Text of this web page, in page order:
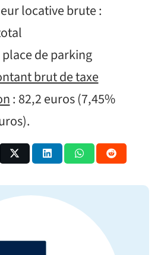
locative brute :
place de parking
brut de taxe
: 82,2 euros (7,45%